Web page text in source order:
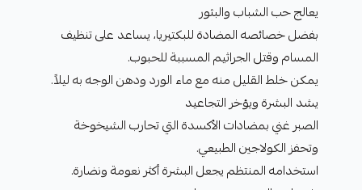
يعالج حب الشباب والبثور
بفضل خصائصه المضادة للبكتيريا، يساعد على تنظيف
المسام وقتل الجراثيم المسببة للحبوب.
يمكن خلط القليل منه مع ماء الورد ودهن الوجه به ليلاً.
يشد البشرة ويؤخر التجاعيد
الصبر غني بمضادات الأكسدة التي تحارب الشيخوخة
وتحفز الكولاجين الطبيعي.
استخدامه المنتظم يجعل البشرة أكثر نعومة ونضارة.